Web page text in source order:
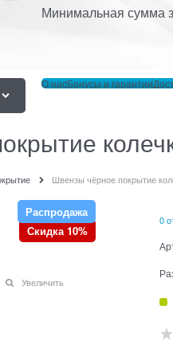
Минимальная сумма
О насБонусы и гарантии
Швензы чёрное покрытие
Распродажа
Скидка 10%
Увеличить
0